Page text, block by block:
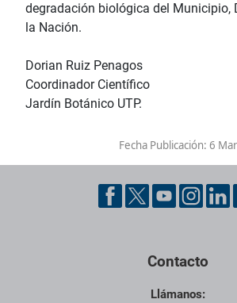
degradación biológica del Municipio,
la Nación.
Dorian Ruiz Penagos
Coordinador Científico
Jardín Botánico UTP.
Fecha Publicación: 6
Contacto
Llámanos: